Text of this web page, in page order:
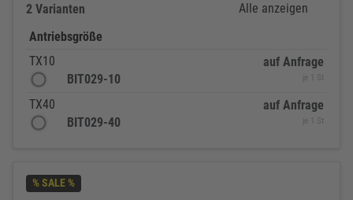
2 Varianten
Alle anzeigen
Antriebsgröße
TX10
BIT029-10
auf Anfrage
je 1 St
TX40
BIT029-40
auf Anfrage
je 1 St
% SALE %